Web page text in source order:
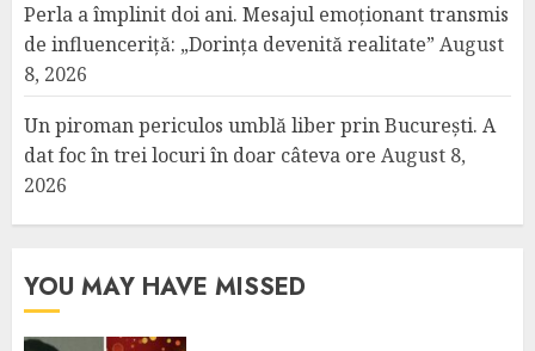
Perla a împlinit doi ani. Mesajul emoționant transmis
de influenceriță: „Dorința devenită realitate” August
8, 2026
Un piroman periculos umblă liber prin București. A
dat foc în trei locuri în doar câteva ore August 8,
2026
YOU MAY HAVE MISSED